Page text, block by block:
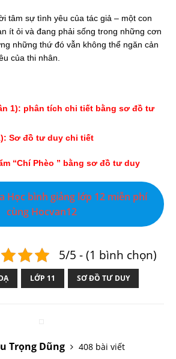
tâm sự tình yêu của tác giả – một con
ít ỏi và đang phải sống trong những cơn
những thứ đó vẫn không thể ngăn cản
của thi nhân.
1): phân tích chi tiết bằng sơ đồ tư
Sơ đồ tư duy chi tiết
“Chí Phèo ” bằng sơ đồ tư duy
Học bình giảng lớp 12 miễn phí
cùng Hocvan12
5/5 - (1 bình chọn)
LỚP 11 SƠ ĐỒ TƯ DUY
Trọng Dũng
408 bài viết